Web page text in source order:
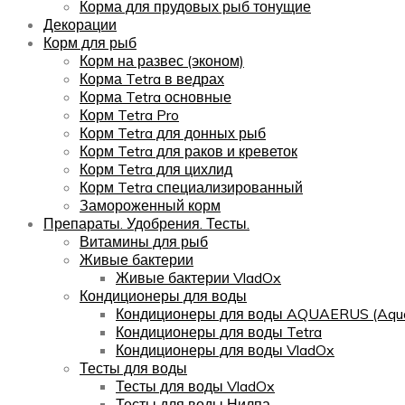
Корма для прудовых рыб тонущие
Декорации
Корм для рыб
Корм на развес (эконом)
Корма Tetra в ведрах
Корма Tetra основные
Корм Tetra Pro
Корм Tetra для донных рыб
Корм Tetra для раков и креветок
Корм Tetra для цихлид
Корм Tetra специализированный
Замороженный корм
Препараты. Удобрения. Тесты.
Витамины для рыб
Живые бактерии
Живые бактерии VladOx
Кондиционеры для воды
Кондиционеры для воды AQUAERUS
Кондиционеры для воды Tetra
Кондиционеры для воды VladOx
Тесты для воды
Тесты для воды VladOx